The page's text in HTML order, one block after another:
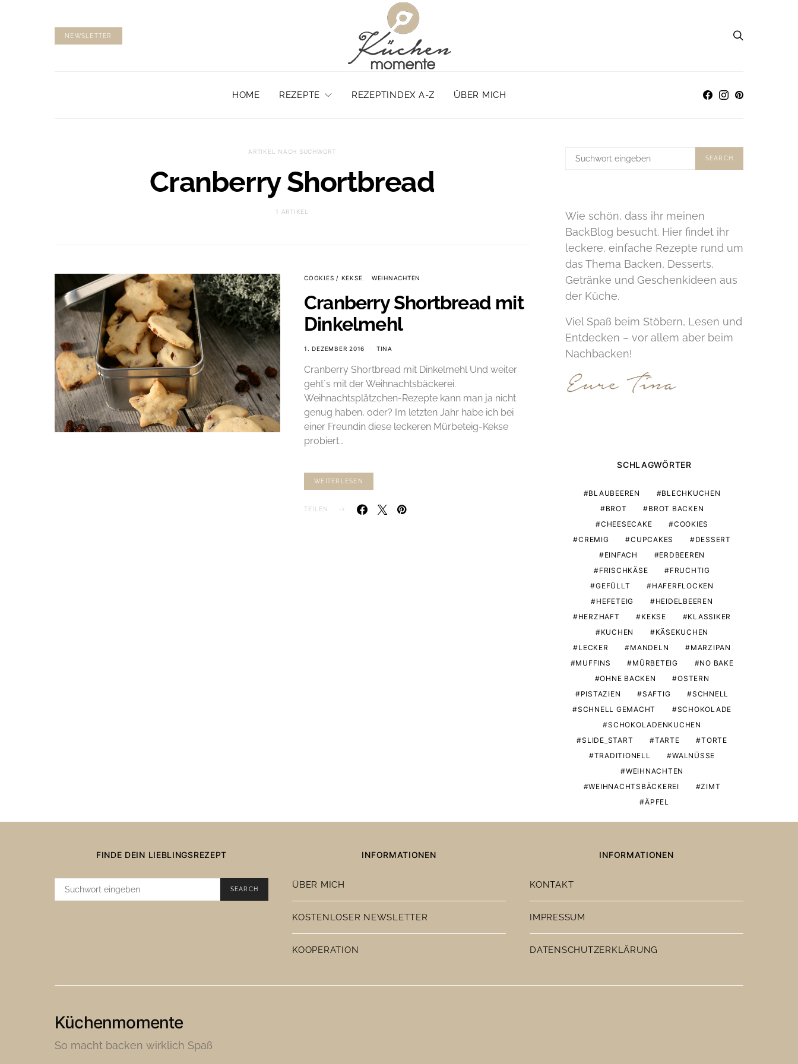
NEWSLETTER
HOME REZEPTE REZEPTINDEX A-Z ÜBER MICH
ARTIKEL NACH SUCHWORT
Cranberry Shortbread
1 ARTIKEL
COOKIES / KEKSE WEIHNACHTEN
Cranberry Shortbread mit
Dinkelmehl
1. DEZEMBER 2016 TINA
Cranberry Shortbread mit Dinkelmehl Und weiter
geht´s mit der Weihnachtsbäckerei.
Weihnachtsplätzchen-Rezepte kann man ja nicht
genug haben, oder? Im letzten Jahr habe ich bei
einer Freundin diese leckeren Mürbeteig-Kekse
probiert…
WEITERLESEN
TEILEN
SUCHE
SEARCH
Wie schön, dass ihr meinen
BackBlog besucht. Hier findet ihr
leckere, einfache Rezepte rund um
das Thema Backen, Desserts,
Getränke und Geschenkideen aus
der Küche.
Viel Spaß beim Stöbern, Lesen und
Entdecken – vor allem aber beim
Nachbacken!
SCHLAGWÖRTER
BLAUBEEREN
BLECHKUCHEN
BROT
BROT BACKEN
CHEESECAKE
COOKIES
CREMIG
CUPCAKES
DESSERT
EINFACH
ERDBEEREN
FRISCHKÄSE
FRUCHTIG
GEFÜLLT
HAFERFLOCKEN
HEFETEIG
HEIDELBEEREN
HERZHAFT
KEKSE
KLASSIKER
KUCHEN
KÄSEKUCHEN
LECKER
MANDELN
MARZIPAN
MUFFINS
MÜRBETEIG
NO BAKE
OHNE BACKEN
OSTERN
PISTAZIEN
SAFTIG
SCHNELL
SCHNELL GEMACHT
SCHOKOLADE
SCHOKOLADENKUCHEN
SLIDE_START
TARTE
TORTE
TRADITIONELL
WALNÜSSE
WEIHNACHTEN
WEIHNACHTSBÄCKEREI
ZIMT
ÄPFEL
FINDE DEIN LIEBLINGSREZEPT
SUCHE
NACH:
SEARCH
INFORMATIONEN
ÜBER MICH
KOSTENLOSER NEWSLETTER
KOOPERATION
INFORMATIONEN
KONTAKT
IMPRESSUM
DATENSCHUTZERKLÄRUNG
Küchenmomente
So macht backen wirklich Spaß